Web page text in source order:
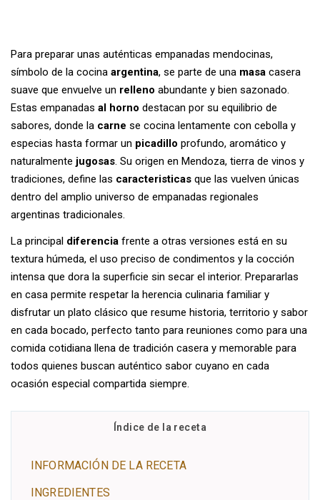
Para preparar unas auténticas empanadas mendocinas,
símbolo de la cocina argentina, se parte de una masa casera
suave que envuelve un relleno abundante y bien sazonado.
Estas empanadas al horno destacan por su equilibrio de
sabores, donde la carne se cocina lentamente con cebolla y
especias hasta formar un picadillo profundo, aromático y
naturalmente jugosas . Su origen en Mendoza, tierra de vinos y
tradiciones, define las caracteristicas que las vuelven únicas
dentro del amplio universo de empanadas regionales
argentinas tradicionales.
La principal diferencia frente a otras versiones está en su
textura húmeda, el uso preciso de condimentos y la cocción
intensa que dora la superficie sin secar el interior. Prepararlas
en casa permite respetar la herencia culinaria familiar y
disfrutar un plato clásico que resume historia, territorio y sabor
en cada bocado, perfecto tanto para reuniones como para una
comida cotidiana llena de tradición casera y memorable para
todos quienes buscan auténtico sabor cuyano en cada
ocasión especial compartida siempre.
Índice de la receta
INFORMACIÓN DE LA RECETA
INGREDIENTES